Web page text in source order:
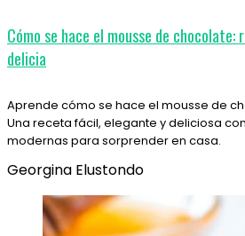
Cómo se hace el mousse de
delicia
Aprende cómo se hace el mousse de
Una receta fácil, elegante y deliciosa
modernas para sorprender en casa.
Georgina Elustondo